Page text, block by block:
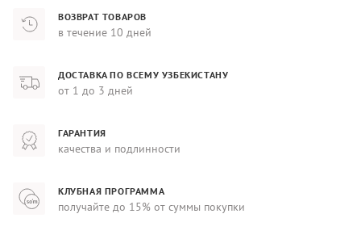
ВОЗВРАТ ТОВАРОВ
в течение 10 дней
ДОСТАВКА ПО ВСЕМУ УЗБЕКИСТАНУ
от 1 до 3 дней
ГАРАНТИЯ
качества и подлинности
КЛУБНАЯ ПРОГРАММА
получайте до 15% от суммы покупки